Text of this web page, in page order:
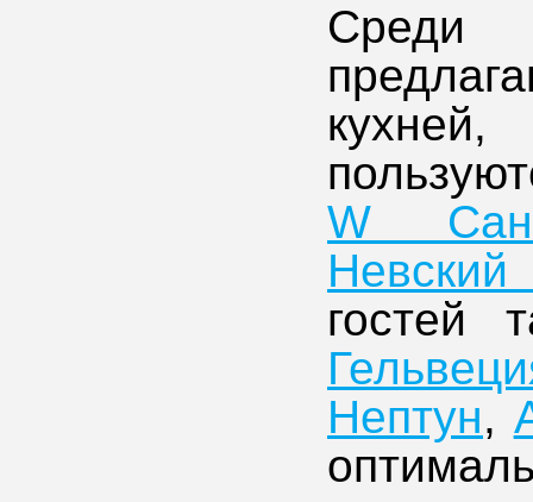
W
Невский
гостей
Нептун,